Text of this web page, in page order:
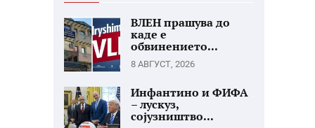
ВЛЕН прашува до
каде е
обвинението...
8 АВГУСТ, 2026
Инфантино и ФИФА
– лускуз,
сојузништво...